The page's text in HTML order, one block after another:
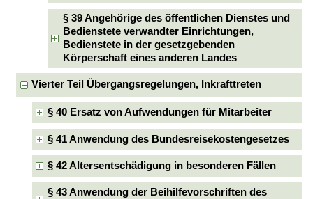
§ 39 Angehörige des öffentlichen Dienstes und
Bedienstete verwandter Einrichtungen,
Bedienstete in der gesetzgebenden
Körperschaft eines anderen Landes
Vierter Teil Übergangsregelungen, Inkrafttreten
§ 40 Ersatz von Aufwendungen für Mitarbeiter
§ 41 Anwendung des Bundesreisekostengesetzes
§ 42 Altersentschädigung in besonderen Fällen
§ 43 Anwendung der Beihilfevorschriften des